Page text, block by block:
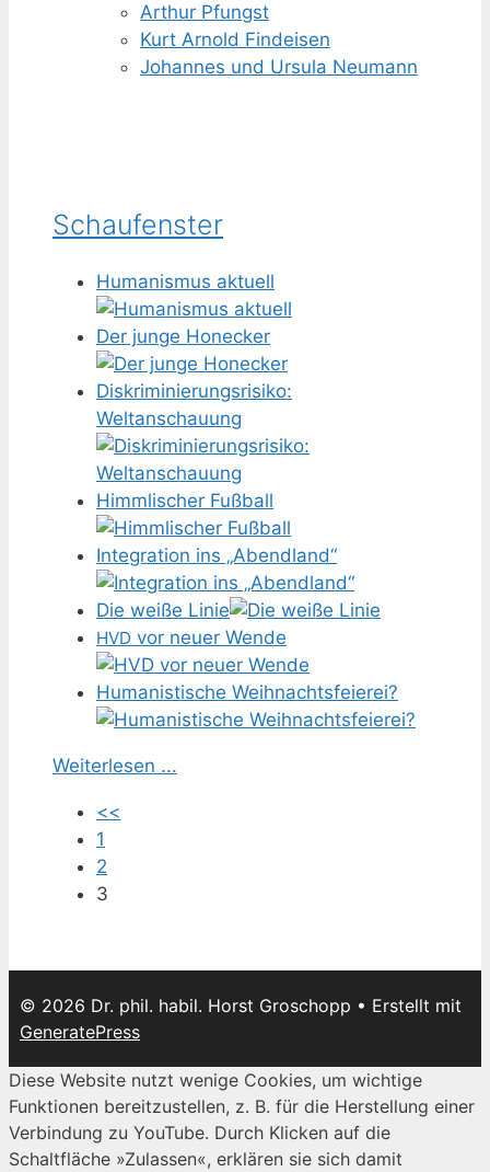
Arthur Pfungst
Kurt Arnold Findeisen
Johannes und Ursula Neumann
Schaufenster
Humanismus aktuell
Der junge Honecker
Diskriminierungsrisiko:
Weltanschauung
Himmlischer Fußball
Integration ins „Abendland“
Die weiße Linie
HVD vor neuer Wende
Humanistische Weihnachtsfeierei?
Weiterlesen ...
<<
1
2
3
© 2026 Dr. phil. habil. Horst Groschopp • Erstellt mit
GeneratePress
Diese Website nutzt wenige Cookies, um wichtige
Funktionen bereitzustellen, z. B. für die Herstellung einer
Verbindung zu YouTube. Durch Klicken auf die
Schaltfläche »Zulassen«, erklären sie sich damit